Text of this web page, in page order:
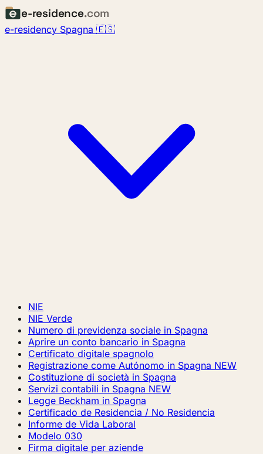
e-residence.com
e-residency Spagna 🇪🇸
NIE
NIE Verde
Numero di previdenza sociale in Spagna
Aprire un conto bancario in Spagna
Certificato digitale spagnolo
Registrazione come Autónomo in Spagna NEW
Costituzione di società in Spagna
Servizi contabili in Spagna NEW
Legge Beckham in Spagna
Certificado de Residencia / No Residencia
Informe de Vida Laboral
Modelo 030
Firma digitale per aziende